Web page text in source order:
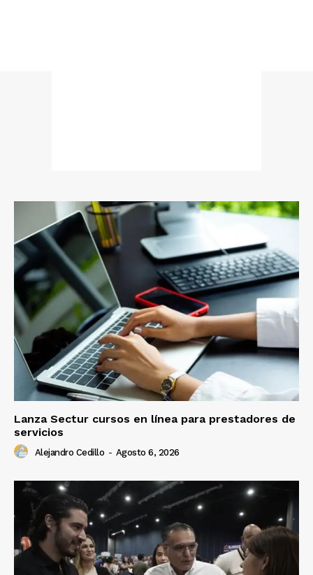
Lanza Sectur cursos en línea para prestadores de
servicios
Alejandro Cedillo - Agosto 6, 2026